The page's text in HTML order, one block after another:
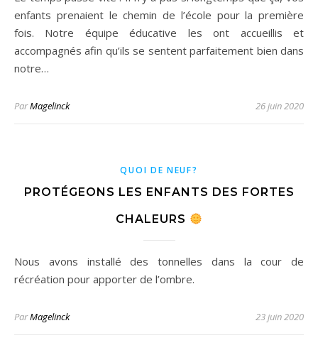
enfants prenaient le chemin de l’école pour la première
fois. Notre équipe éducative les ont accueillis et
accompagnés afin qu’ils se sentent parfaitement bien dans
notre…
ParMagelinck 26 juin 2020
QUOI DE NEUF?
PROTÉGEONS LES ENFANTS DES FORTES
CHALEURS
Nous avons installé des tonnelles dans la cour de
récréation pour apporter de l’ombre.
ParMagelinck 23 juin 2020